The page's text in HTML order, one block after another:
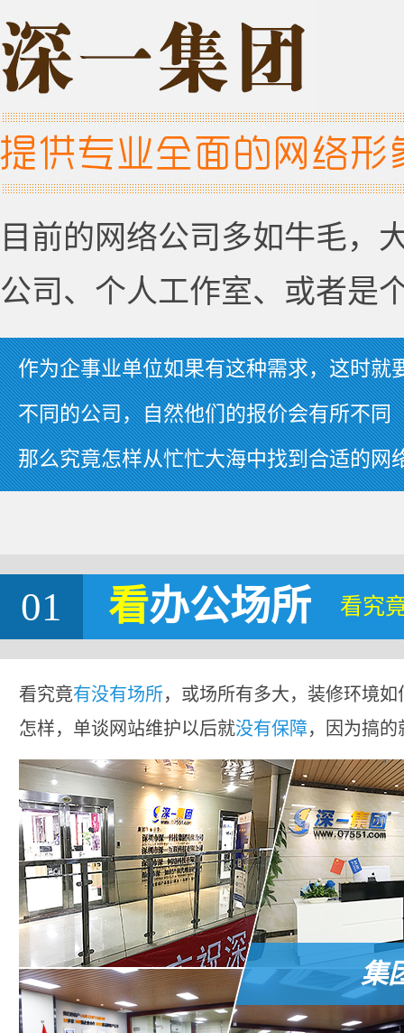
目前的网络公司多如牛毛，
公司、个人工作室、或者是
作为企事业单位如果有这种需求，这时就
不同的公司，自然他们的报价会有所不同
那么究竟怎样从忙忙大海中找到合适的网
01 看办公场所 看究
看究竟有没有场所，或场所有多大，装修环境
怎样，单谈网站维护以后就没有保障，因为搞
集